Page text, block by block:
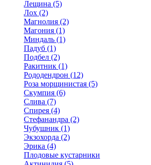
Лещина (5)
Лох (2)
Магнолия (2)
Магония (1)
Миндаль (1)
Падуб (1)
Подбел (2)
Ракитник (1)
Рододендрон (12)
Роза морщинистая (5)
Скумпия (6)
Слива (7)
Спирея (4)
Стефанандра (2)
Чубушник (1)
Экзохорда (2)
Эрика (4)
Плодовые кустарники